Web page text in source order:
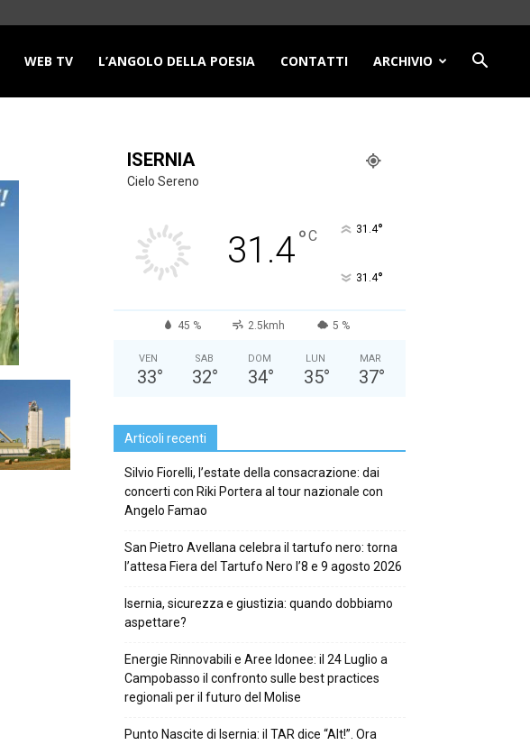
WEB TV L’ANGOLO DELLA POESIA CONTATTI ARCHIVIO
ISERNIA
Cielo Sereno
31.4°C 31.4°
31.4°
45 % 2.5kmh 5 %
VEN
33°
SAB
32°
DOM
34°
LUN
35°
MAR
37°
Articoli recenti
Silvio Fiorelli, l’estate della consacrazione: dai
concerti con Riki Portera al tour nazionale con
Angelo Famao
San Pietro Avellana celebra il tartufo nero: torna
l’attesa Fiera del Tartufo Nero l’8 e 9 agosto 2026
Isernia, sicurezza e giustizia: quando dobbiamo
aspettare?
Energie Rinnovabili e Aree Idonee: il 24 Luglio a
Campobasso il confronto sulle best practices
regionali per il futuro del Molise
Punto Nascite di Isernia: il TAR dice “Alt!”. Ora